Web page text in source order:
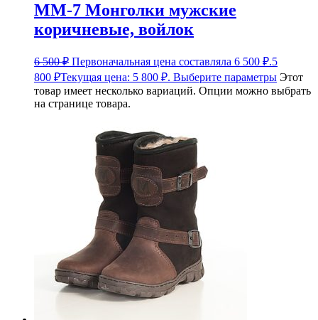
ММ-7 Монголки мужские
коричневые, войлок
6 500₽ Первоначальная цена составляла 6 500 ₽.5
800 ₽Текущая цена: 5 800 ₽. Выберите параметры Этот
товар имеет несколько вариаций. Опции можно выбрать
на странице товара.